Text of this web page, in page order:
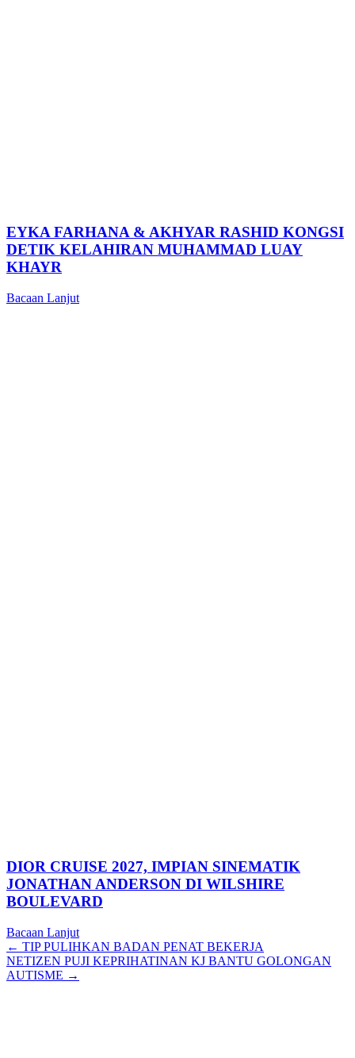
EYKA FARHANA & AKHYAR RASHID KONGSI
DETIK KELAHIRAN MUHAMMAD LUAY
KHAYR
Bacaan Lanjut
DIOR CRUISE 2027, IMPIAN SINEMATIK
JONATHAN ANDERSON DI WILSHIRE
BOULEVARD
Bacaan Lanjut
Posts
navigation
← TIP PULIHKAN BADAN PENAT BEKERJA
NETIZEN PUJI KEPRIHATINAN KJ BANTU GOLONGAN
AUTISME →